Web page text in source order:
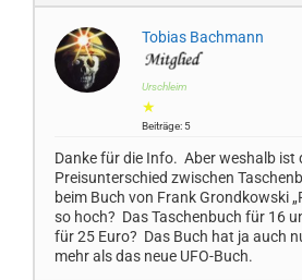
Tobias Bachmann
Urschleim
★
Beiträge: 5
Danke für die Info. Aber weshalb ist
Preisunterschied zwischen
beim Buch von Frank Grondkowski
so hoch? Das Taschenbuch für 16
für 25 Euro? Das Buch hat ja auch
mehr als das neue UFO-Buch.